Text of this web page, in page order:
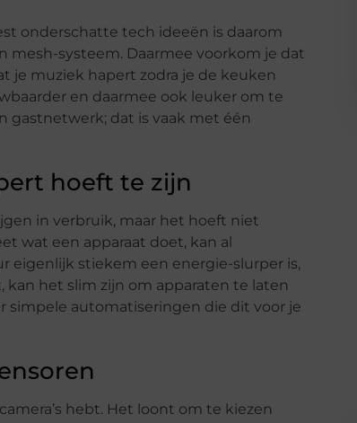
onderschatte tech ideeën is daarom
mesh-systeem. Daarmee voorkom je dat
je muziek hapert zodra je de keuken
en daarmee ook leuker om te
gastnetwerk; dat is vaak met één
hoeft te zijn
in verbruik, maar het hoeft niet
wat een apparaat doet, kan al
eigenlijk stiekem een energie-slurper is,
het slim zijn om apparaten te laten
simpele automatiseringen die dit voor je
hebt. Het loont om te kiezen